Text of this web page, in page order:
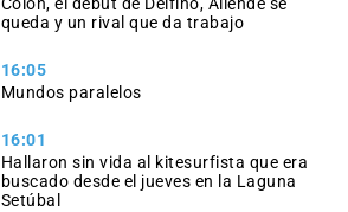
queda y un rival que da trabajo
16:05
Mundos paralelos
16:01
Hallaron sin vida al kitesurfista que era
buscado desde el jueves en la Laguna
Setúbal